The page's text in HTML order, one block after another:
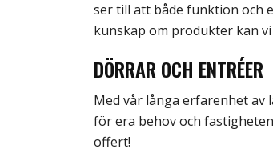
ser till att både funktion och
kunskap om produkter kan
DÖRRAR OCH ENTRÉER
Med vår långa erfarenhet av
för era behov och
offert!